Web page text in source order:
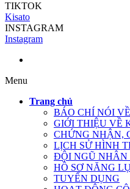
TIKTOK
Kisato
INSTAGRAM
Instagram
Menu
Trang chủ
BÁO CHÍ NÓI
GIỚI THIỆU VỀ
CHỨNG NHẬN,
LỊCH SỬ HÌNH
ĐỘI NGŨ NHÂN
HỒ SƠ NĂNG
TUYỂN DỤNG